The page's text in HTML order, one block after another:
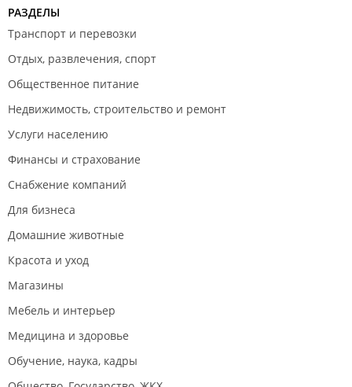
РАЗДЕЛЫ
Транспорт и перевозки
Отдых, развлечения, спорт
Общественное питание
Недвижимость, строительство и ремонт
Услуги населению
Финансы и страхование
Снабжение компаний
Для бизнеса
Домашние животные
Красота и уход
Магазины
Мебель и интерьер
Медицина и здоровье
Обучение, наука, кадры